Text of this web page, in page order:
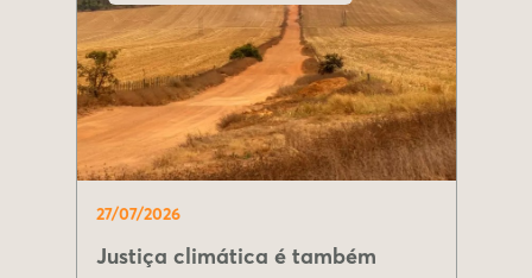
27/07/2026
Justiça climática é também